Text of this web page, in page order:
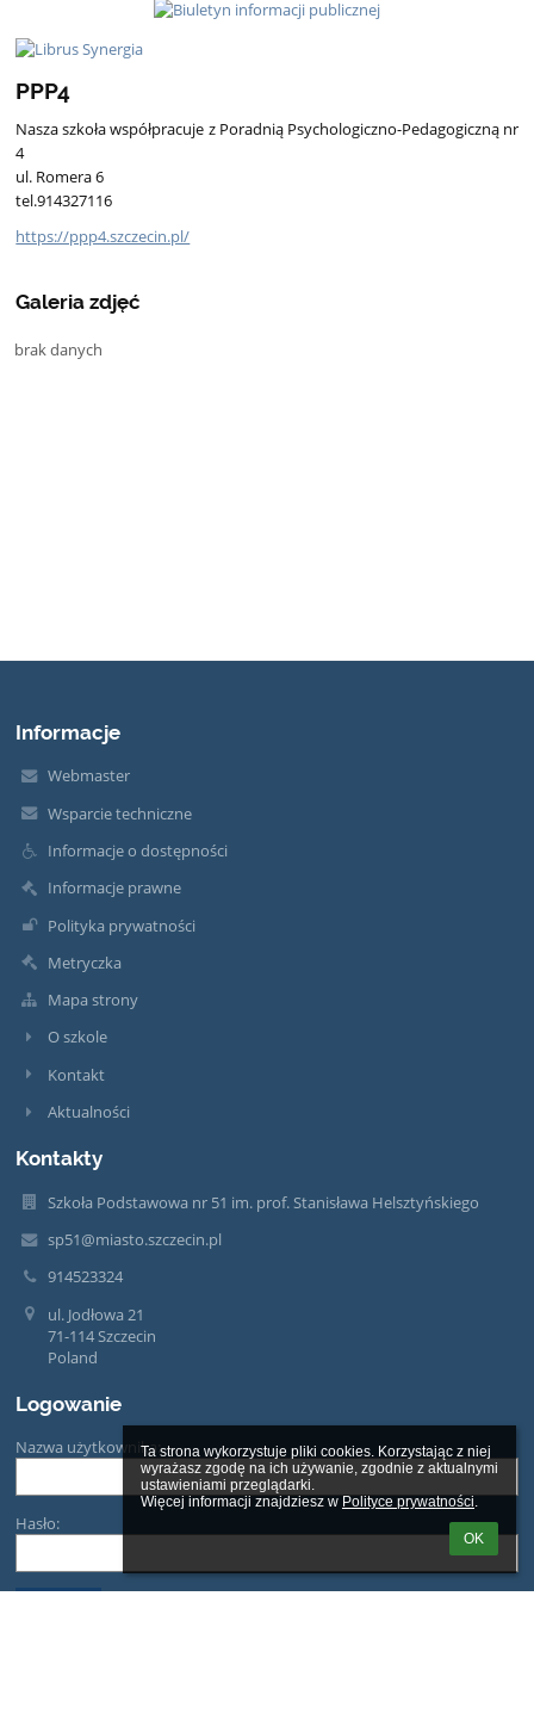
Ta strona wykorzystuje pliki cookies. Korzystając z niej
wyrażasz zgodę na ich używanie, zgodnie z aktualnymi
ustawieniami przeglądarki.
Więcej informacji znajdziesz w Polityce prywatności.
OK
PPP4
Nasza szkoła współpracuje z Poradnią Psychologiczno-Pedagogiczną nr
4
ul. Romera 6
tel.914327116
https://ppp4.szczecin.pl/
Galeria zdjęć
brak danych
Informacje
Webmaster
Wsparcie techniczne
Informacje o dostępności
Informacje prawne
Polityka prywatności
Metryczka
Mapa strony
O szkole
Kontakt
Aktualności
Kontakty
Szkoła Podstawowa nr 51 im. prof. Stanisława Helsztyńskiego
sp51@miasto.szczecin.pl
914523324
ul. Jodłowa 21
71-114 Szczecin
Poland
Logowanie
Nazwa użytkownika:
Hasło: